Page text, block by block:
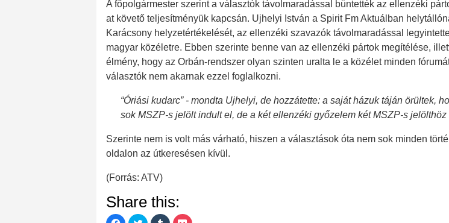
A főpolgármester szerint a választók távolmaradással büntették az ellenzéki
at követő teljesítményük kapcsán. Ujhelyi István a Spirit Fm Aktuálban
Karácsony helyzetértékelését, az ellenzéki szavazók távolmaradással
magyar közéletre. Ebben szerinte benne van az ellenzéki pártok megítélése,
élmény, hogy az Orbán-rendszer olyan szinten uralta le a közélet minden
választók nem akarnak ezzel foglalkozni.
“Óriási kudarc” - mondta Ujhelyi, de hozzátette: a saját házuk táján örültek,
sok MSZP-s jelölt indult el, de a két ellenzéki győzelem két MSZP-s jelölthöz
Szerinte nem is volt más várható, hiszen a választások óta nem sok minden
oldalon az útkeresésen kívül.
(Forrás: ATV)
Share this: